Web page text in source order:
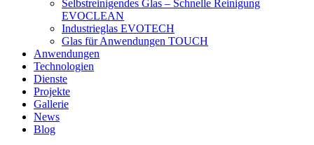
Selbstreinigendes Glas – Schnelle Reinigung
EVOCLEAN
Industrieglas EVOTECH
Glas für Anwendungen TOUCH
Anwendungen
Technologien
Dienste
Projekte
Gallerie
News
Blog